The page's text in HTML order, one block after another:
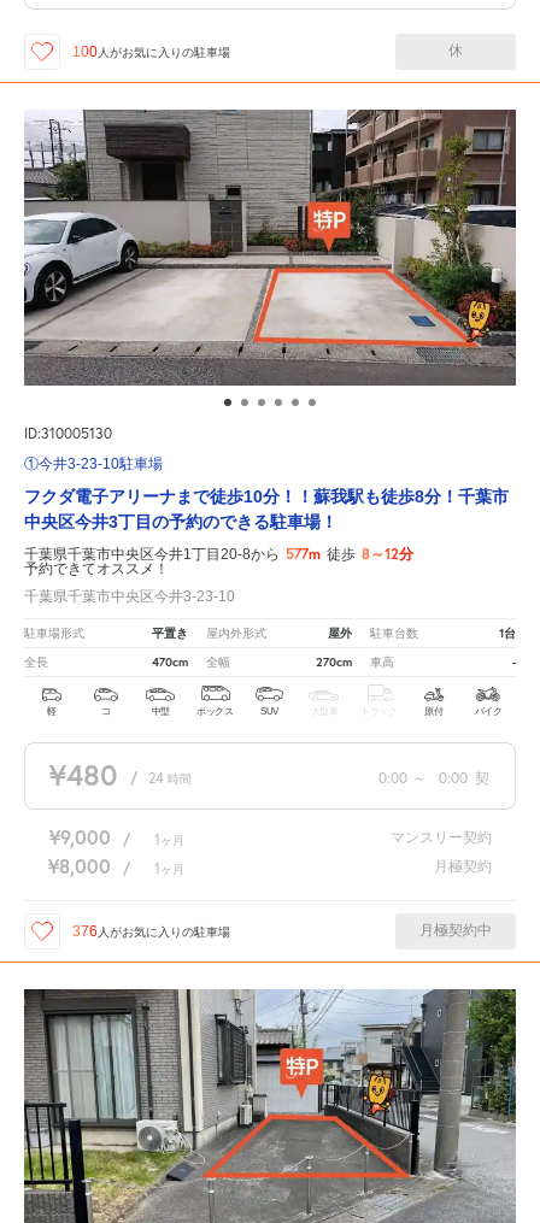
100 人がお気に入りの駐車場 休
ID:310005130
①今井3-23-10駐車場
フクダ電子アリーナまで徒歩10分！！蘇我駅も徒歩8分！千葉市
中央区今井3丁目の予約のできる駐車場！
千葉県千葉市中央区今井1丁目20-8から 577m 徒歩 8～12分
予約できてオススメ！
千葉県千葉市中央区今井3-23-10
駐車場形式 平置き 屋内外形式 屋外 駐車台数 1台
全長 470cm 全幅 270cm 車高 -
軽 コ 中型 ボックス SUV 大型車 トラック 原付 バイク
¥480 / 24 時間 0:00 ～ 0:00 契
¥9,000 / 1 ヶ月 マンスリー契約
¥8,000 / 1 ヶ月 月極契約
376 人がお気に入りの駐車場 月極契約中